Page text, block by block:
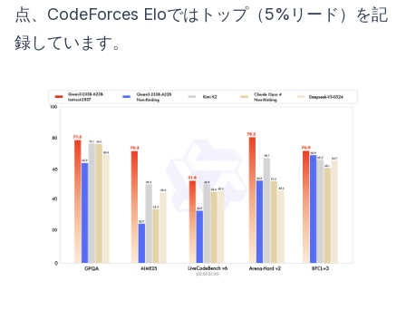
点、CodeForces Eloではトップ（5%リード）を記
録しています。